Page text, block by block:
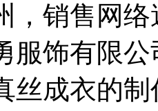
，销售网
服饰有限
丝成衣的